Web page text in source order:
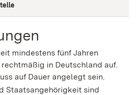
mindestens fünf Jahren
in Deutschland auf.
auf Dauer angelegt sein.
Staatsangehörigkeit sind